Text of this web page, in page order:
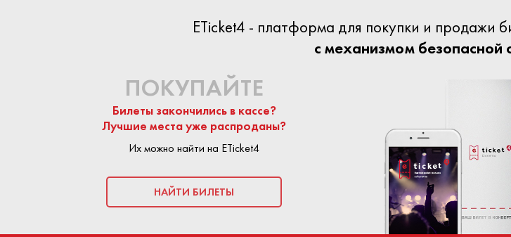
ETicket4 - платформа для покупки и продажи
с механизмом безопасной
ПОКУПАЙТЕ
Билеты закончились в кассе?
Лучшие места уже распроданы?
Их можно найти на ETicket4
НАЙТИ БИЛЕТЫ